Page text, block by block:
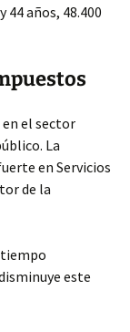
44 años, 48.400
en el sector
La
en Servicios
de la
tiempo
este